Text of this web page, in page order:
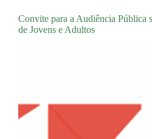
Convite para a Audiência Pública
de Jovens e Adultos